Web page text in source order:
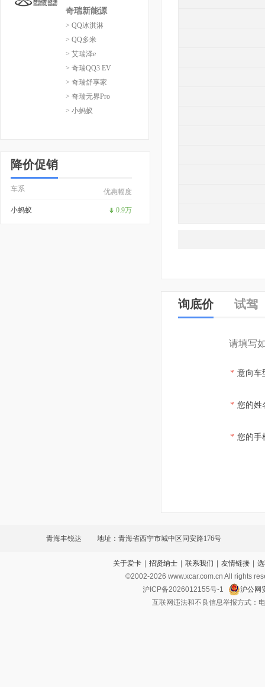
奇瑞新能源
> QQ冰淇淋
> QQ多米
> 艾瑞泽e
> 奇瑞QQ3 EV
> 奇瑞舒享家
> 奇瑞无界Pro
> 小蚂蚁
降价促销
车系 优惠幅度
小蚂蚁 0.9万
询底价 试驾
请填写
* 意向车
* 您的姓
* 您的手
青海丰锐达 地址：青海省西宁市城中区同安路176号
关于爱卡 | 招贤纳士 | 联系我们 | 友情链接 |
©2002-2026 www.xcar.com.cn All rights
沪ICP备2026012155号-1
沪公网
互联网违法和不良信息举报方式：